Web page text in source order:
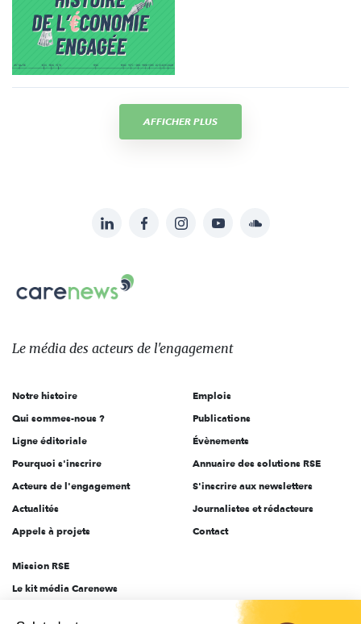
AFFICHER PLUS
sur:
LinkedInFacebookInstagramYouTubeSoundcloud
Carenews,
Le
des
l'engagement
Le média des acteurs de l'engagement
Notre histoire
Qui sommes-nous ?
Ligne éditoriale
Pourquoi s'inscrire
Acteurs de l'engagement
Actualités
Appels à projets
Emplois
Publications
Évènements
Annuaire des solutions RSE
S'inscrire aux newsletters
Journalistes et rédacteurs
Contact
Mission RSE
Le kit média Carenews